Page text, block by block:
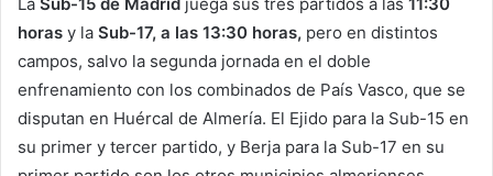
horas y la Sub-17, a las 13:30 horas, pero en distintos
campos, salvo la segunda jornada en el doble
enfrenamiento con los combinados de País Vasco, que se
disputan en Huércal de Almería. El Ejido para la Sub-15 en
su primer y tercer partido, y Berja para la Sub-17 en su